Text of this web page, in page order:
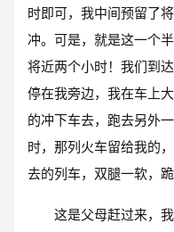
时即可，我中间预留了
冲。可是，就是这一个
将近两个小时！我们到
停在我旁边，我在车上
的冲下车去，跑去另外
时，那列火车留给我的
去的列车，双腿一软，
这是父母赶过来，